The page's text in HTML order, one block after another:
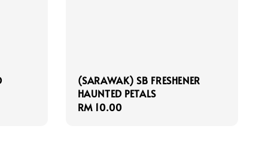
(SARAWAK) SB FRESHENER
HAUNTED PETALS
Regular
RM 10.00